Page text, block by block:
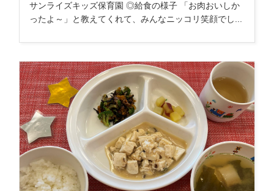
サンライズキッズ保育園 ◎給食の様子 「お肉おいしか
ったよ～」と教えてくれて、みんなニッコリ笑顔でし...